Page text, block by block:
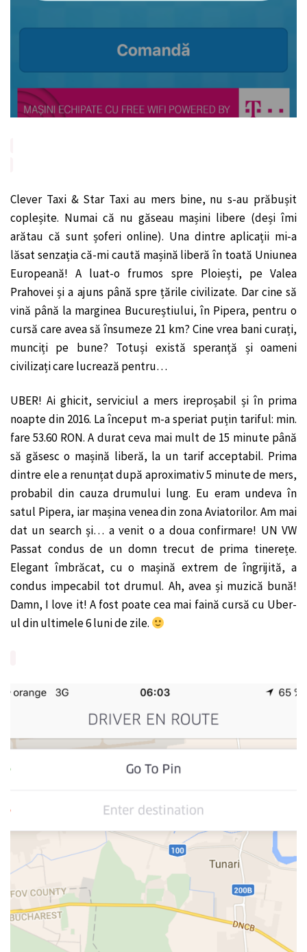
Clever Taxi & Star Taxi au mers bine, nu s-au prăbușit
copleșite. Numai că nu găseau mașini libere (deși îmi
arătau că sunt șoferi online). Una dintre aplicații mi-a
lăsat senzația că-mi caută mașină liberă în toată Uniunea
Europeană! A luat-o frumos spre Ploiești, pe Valea
Prahovei și a ajuns până spre țările civilizate. Dar cine să
vină până la marginea Bucureștiului, în Pipera, pentru o
cursă care avea să însumeze 21 km? Cine vrea bani curați,
munciți pe bune? Totuși există speranță și oameni
civilizați care lucrează pentru…
UBER! Ai ghicit, serviciul a mers ireproșabil și în prima
noapte din 2016. La început m-a speriat puțin tariful: min.
fare 53.60 RON. A durat ceva mai mult de 15 minute până
să găsesc o mașină liberă, la un tarif acceptabil. Prima
dintre ele a renunțat după aproximativ 5 minute de mers,
probabil din cauza drumului lung. Eu eram undeva în
satul Pipera, iar mașina venea din zona Aviatorilor. Am mai
dat un search și… a venit o a doua confirmare! UN VW
Passat condus de un domn trecut de prima tinerețe.
Elegant îmbrăcat, cu o mașină extrem de îngrijită, a
condus impecabil tot drumul. Ah, avea și muzică bună!
Damn, I love it! A fost poate cea mai faină cursă cu Uber-
ul din ultimele 6 luni de zile.